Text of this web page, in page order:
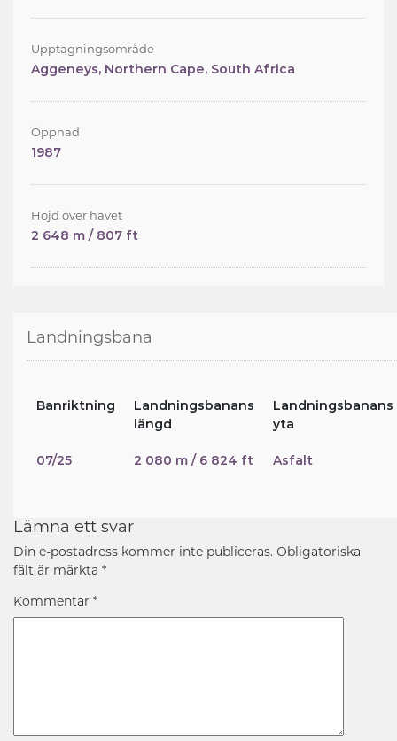
Upptagningsområde
Aggeneys, Northern Cape, South Africa
Öppnad
1987
Höjd över havet
2 648 m / 807 ft
Landningsbana
Banriktning
Landningsbanans
längd
Landningsbanans
yta
07/25 2 080 m / 6 824 ft Asfalt
Lämna ett svar
Din e-postadress kommer inte publiceras. Obligatoriska
fält är märkta *
Kommentar *